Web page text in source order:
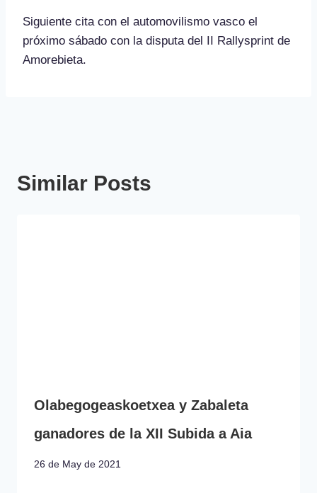
Siguiente cita con el automovilismo vasco el
próximo sábado con la disputa del II Rallysprint de
Amorebieta.
Similar Posts
Olabegogeaskoetxea y Zabaleta
ganadores de la XII Subida a Aia
26 de May de 2021